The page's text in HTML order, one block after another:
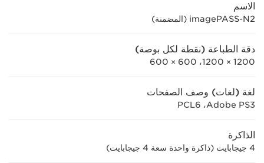
الاسم
imagePASS-N2 (المضمنة)
دقة الطباعة (نقطة لكل بوصة)
1200 × 1200، 600 × 600
لغة (لغات) وصف الصفحات
Adobe PS3‏، PCL6
الذاكرة
4 جيجابايت (ذاكرة واحدة سعة 4 جيجابايت)